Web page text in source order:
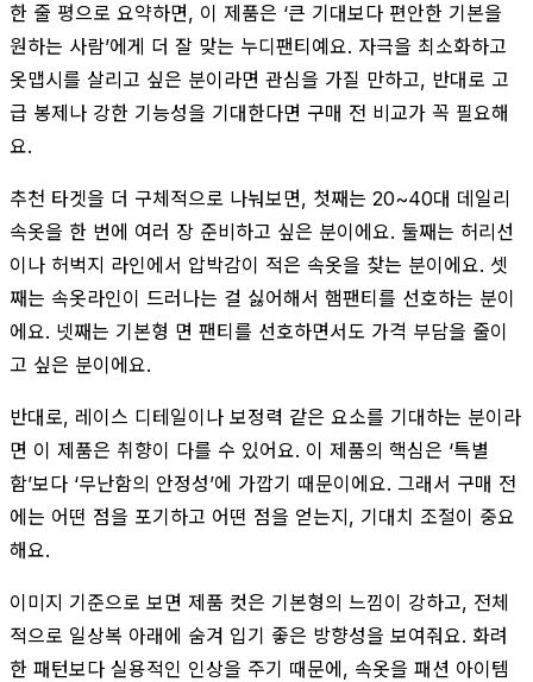
한 줄 평으로 요약하면, 이 제품은 ‘큰 기대보다 편안한 기본을
원하는 사람’에게 더 잘 맞는 누디팬티예요. 자극을 최소화하고
옷맵시를 살리고 싶은 분이라면 관심을 가질 만하고, 반대로 고
급 봉제나 강한 기능성을 기대한다면 구매 전 비교가 꼭 필요해
요.
추천 타겟을 더 구체적으로 나눠보면, 첫째는 20~40대 데일리
속옷을 한 번에 여러 장 준비하고 싶은 분이에요. 둘째는 허리선
이나 허벅지 라인에서 압박감이 적은 속옷을 찾는 분이에요. 셋
째는 속옷라인이 드러나는 걸 싫어해서 햄팬티를 선호하는 분이
에요. 넷째는 기본형 면 팬티를 선호하면서도 가격 부담을 줄이
고 싶은 분이에요.
반대로, 레이스 디테일이나 보정력 같은 요소를 기대하는 분이라
면 이 제품은 취향이 다를 수 있어요. 이 제품의 핵심은 ‘특별
함’보다 ‘무난함의 안정성’에 가깝기 때문이에요. 그래서 구매 전
에는 어떤 점을 포기하고 어떤 점을 얻는지, 기대치 조절이 중요
해요.
이미지 기준으로 보면 제품 컷은 기본형의 느낌이 강하고, 전체
적으로 일상복 아래에 숨겨 입기 좋은 방향성을 보여줘요. 화려
한 패턴보다 실용적인 인상을 주기 때문에, 속옷을 패션 아이템